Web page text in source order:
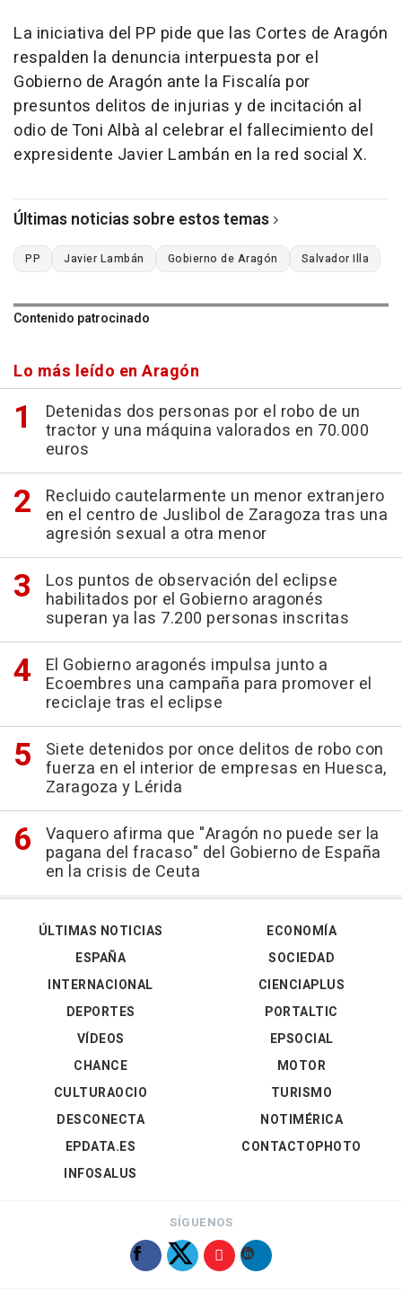
La iniciativa del PP pide que las Cortes de Aragón
respalden la denuncia interpuesta por el
Gobierno de Aragón ante la Fiscalía por
presuntos delitos de injurias y de incitación al
odio de Toni Albà al celebrar el fallecimiento del
expresidente Javier Lambán en la red social X.
Últimas noticias sobre estos temas
PP Javier Lambán Gobierno de Aragón Salvador Illa
Contenido patrocinado
Lo más leído en Aragón
Detenidas dos personas por el robo de un
tractor y una máquina valorados en 70.000
euros
Recluido cautelarmente un menor extranjero
en el centro de Juslibol de Zaragoza tras una
agresión sexual a otra menor
Los puntos de observación del eclipse
habilitados por el Gobierno aragonés
superan ya las 7.200 personas inscritas
El Gobierno aragonés impulsa junto a
Ecoembres una campaña para promover el
reciclaje tras el eclipse
Siete detenidos por once delitos de robo con
fuerza en el interior de empresas en Huesca,
Zaragoza y Lérida
Vaquero afirma que "Aragón no puede ser la
pagana del fracaso" del Gobierno de España
en la crisis de Ceuta
ÚLTIMAS NOTICIAS
ESPAÑA
INTERNACIONAL
DEPORTES
VÍDEOS
ECONOMÍA
SOCIEDAD
CIENCIAPLUS
PORTALTIC
EPSOCIAL
CHANCE
CULTURAOCIO
DESCONECTA
EPDATA.ES
INFOSALUS
MOTOR
TURISMO
NOTIMÉRICA
CONTACTOPHOTO
SÍGUENOS